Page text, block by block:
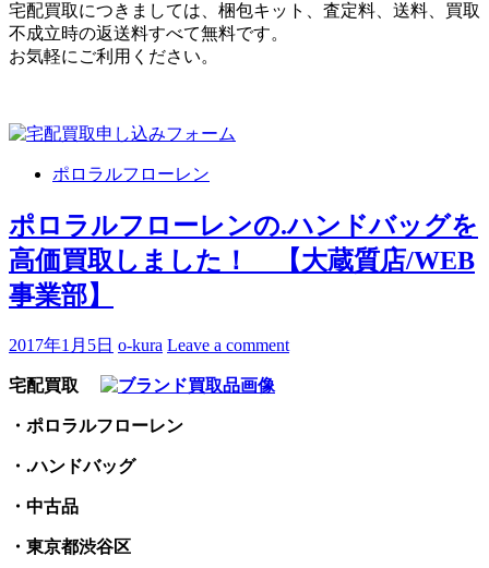
宅配買取につきましては、梱包キット、査定料、送料、買取
不成立時の返送料すべて無料です。
お気軽にご利用ください。
ポロラルフローレン
ポロラルフローレンの.ハンドバッグを
高価買取しました！ 【大蔵質店/WEB
事業部】
2017年1月5日 o-kura Leave a comment
宅配買取
・ポロラルフローレン
・.ハンドバッグ
・中古品
・東京都渋谷区